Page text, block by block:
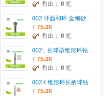
售出： 0 笔
802 环面和环 金刚砂车针 瑞士JOTA原装进口 5支/板 单位：板
75.00
售出： 0 笔
802L 长球型锥形环钻 金刚砂车针 瑞士JOTA原装进口 5支/板 单位：板
75.00
售出： 0 笔
802K 锥形环长柄球钻 金刚砂车针 瑞士JOTA原装进口 5支/板 单位：板
75.00